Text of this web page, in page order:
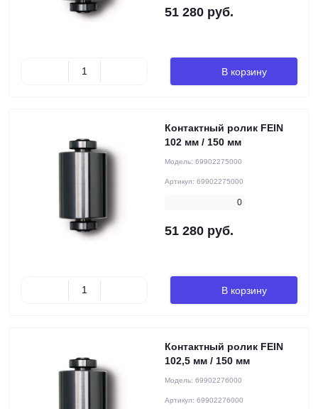
51 280 руб.
В корзину
Контактный ролик FEIN
102 мм / 150 мм
Модель: 69902275000
Артикул: 69902275000
0
51 280 руб.
В корзину
Контактный ролик FEIN
102,5 мм / 150 мм
Модель: 69902276000
Артикул: 69902276000